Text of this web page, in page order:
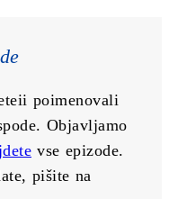
poimenovali
Objavljamo
vse epizode.